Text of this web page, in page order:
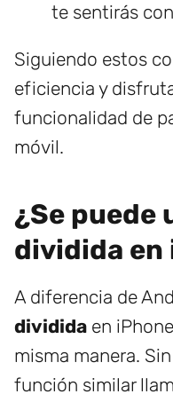
te sentirás
Siguiendo estos
eficiencia y
funcionalidad de
móvil.
¿Se puede
dividida en
A diferencia de
dividida en
misma manera.
función similar